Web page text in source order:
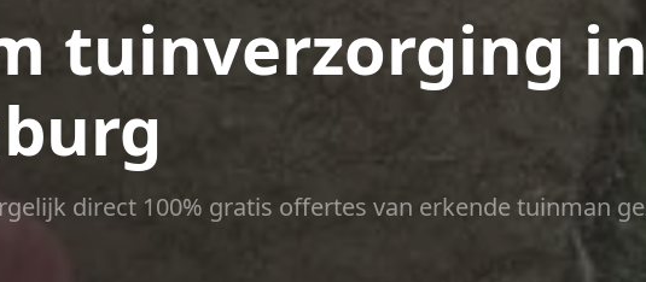
tuinverzorging in
direct 100% gratis offertes van erkende tuinman